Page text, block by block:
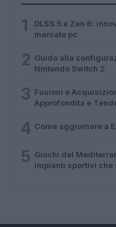
1
DLSS 5 e Zen 6:
mercato pc
2 Guida alla
Nintendo Switch 2
3 Fusioni e
Approfondita e
4 Come aggiornare a
5 Giochi del
impianti sportivi che